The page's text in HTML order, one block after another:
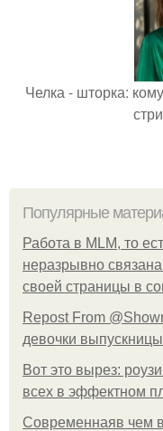
Челка - шторка:
Популярные
Работа в MLM, то
неразрывно
своей страницы в
Repost From
девочки
Вот это вырез:
всех в эффектном
Современнаяв чем